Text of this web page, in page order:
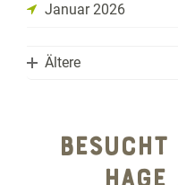
Januar 2026
Ältere
Dezember 2025
2024